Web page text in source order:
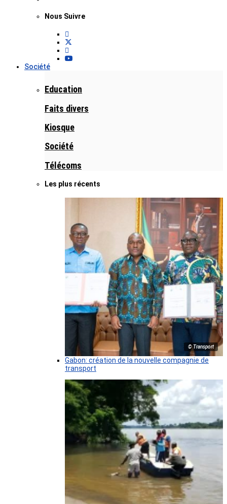
Nous Suivre
Société
Education
Faits divers
Kiosque
Société
Télécoms
Les plus récents
© Transport
Gabon: création de la nouvelle compagnie de
transport